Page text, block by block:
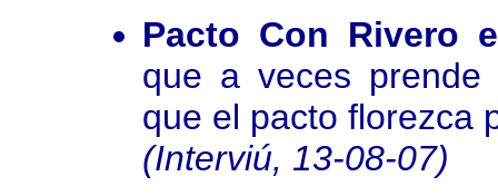
Pacto Con Rivero
que a veces
que el pacto florezca
(Interviú, 13-08-07)